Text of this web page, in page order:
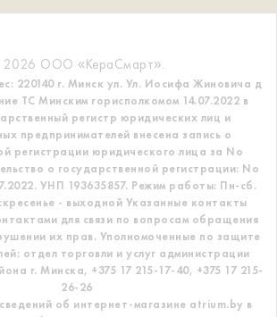
ООО «КераСмарт».
220140 г. Минск ул. Ул. Иосифа Жиновича д
ТС Минским горисполкомом 14.07.2022 в
регистр юридических лиц и
предпринимателей внесена запись о
регистрации юридического лица за No
о государственной регистрации: No
УНП 193635857. Режим работы: Пн-сб.
- выходной Указанные контакты
для связи по вопросам обращения
их прав. Уполномоченные по защите
отдел торговли и услуг администрации
г. Минска, +375 17 215-17-40, +375 17 215-
26-26
об интернет-магазине atrium.by в